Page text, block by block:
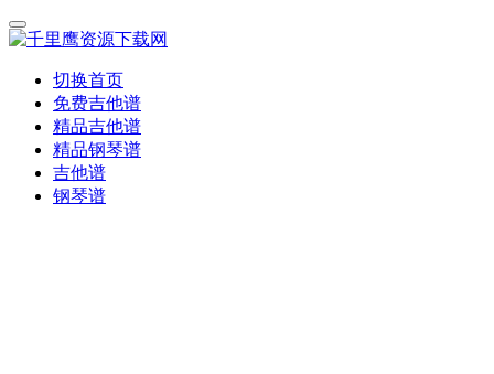
切换首页
免费吉他谱
精品吉他谱
精品钢琴谱
吉他谱
钢琴谱